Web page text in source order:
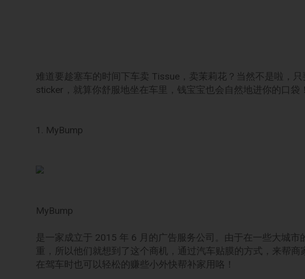
难道要趁塞车的时间下车卖 Tissue，卖茉莉花？当然不是啦，
sticker，就算你舒服地坐在车里，钱宝宝也会自然地进你的口袋！
1. MyBump
MyBump
是一家成立于 2015 年 6 月的广告服务公司。由于在一些大城市
重，所以他们就想到了这个商机，通过汽车贴膜的方式，来帮商
在驾车时也可以轻松的赚些小外快帮补家用咯！